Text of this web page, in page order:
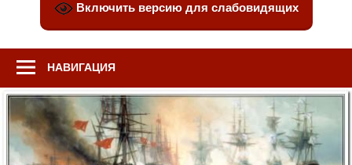
Включить версию для слабовидящих
НАВИГАЦИЯ